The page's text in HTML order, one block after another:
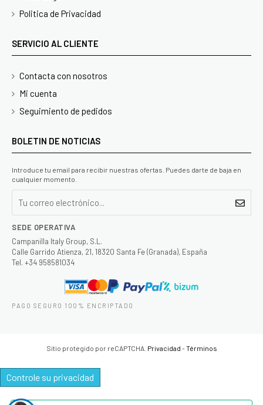
Politica de Privacidad
SERVICIO AL CLIENTE
Contacta con nosotros
Mi cuenta
Seguimiento de pedidos
BOLETIN DE NOTICIAS
Introduce tu email para recibir nuestras ofertas. Puedes darte de baja en
cualquier momento.
SEDE OPERATIVA
Campanilla Italy Group, S.L.
Calle Garrido Atienza, 21, 18320 Santa Fe (Granada), España
Tel. +34 958581034
PAGO SEGURO 100% ENCRIPTADO
Sitio protegido por reCAPTCHA. Privacidad -Términos
Controle su privacidad